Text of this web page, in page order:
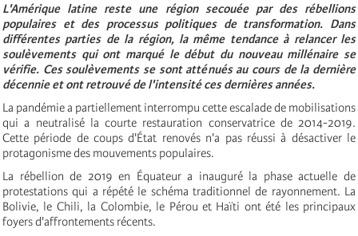
L'Amérique latine reste une région secouée par des rébellions
populaires et des processus politiques de transformation. Dans
différentes parties de la région, la même tendance à relancer les
soulèvements qui ont marqué le début du nouveau millénaire se
vérifie. Ces soulèvements se sont atténués au cours de la dernière
décennie et ont retrouvé de l'intensité ces dernières années.
La pandémie a partiellement interrompu cette escalade de mobilisations
qui a neutralisé la courte restauration conservatrice de 2014-2019.
Cette période de coups d'État renovés n'a pas réussi à désactiver le
protagonisme des mouvements populaires.
La rébellion de 2019 en Équateur a inauguré la phase actuelle de
protestations qui a répété le schéma traditionnel de rayonnement. La
Bolivie, le Chili, la Colombie, le Pérou et Haïti ont été les principaux
foyers d'affrontements récents.